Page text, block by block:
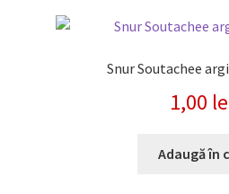
Snur Soutachee
1,00
Adaugă în